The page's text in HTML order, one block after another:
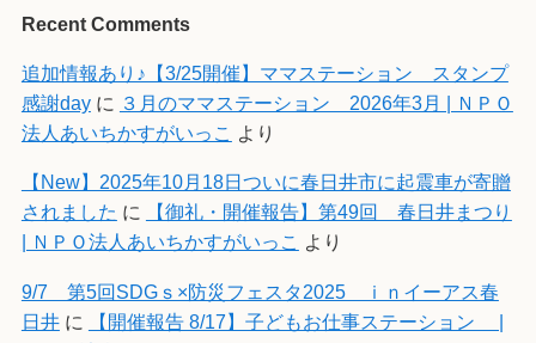
Recent Comments
追加情報あり♪【3/25開催】ママステーション スタンプ
感謝dayに ３月のママステーション 2026年3月 | ＮＰＯ
法人あいちかすがいっこ より
【New】2025年10月18日ついに春日井市に起震車が寄贈
されました に
【御礼・開催報告】第49回 春日井まつり
| ＮＰＯ法人あいちかすがいっこ より
9/7 第5回SDGｓ×防災フェスタ2025 ｉｎイーアス春
日井に
【開催報告 8/17】子どもお仕事ステーション |